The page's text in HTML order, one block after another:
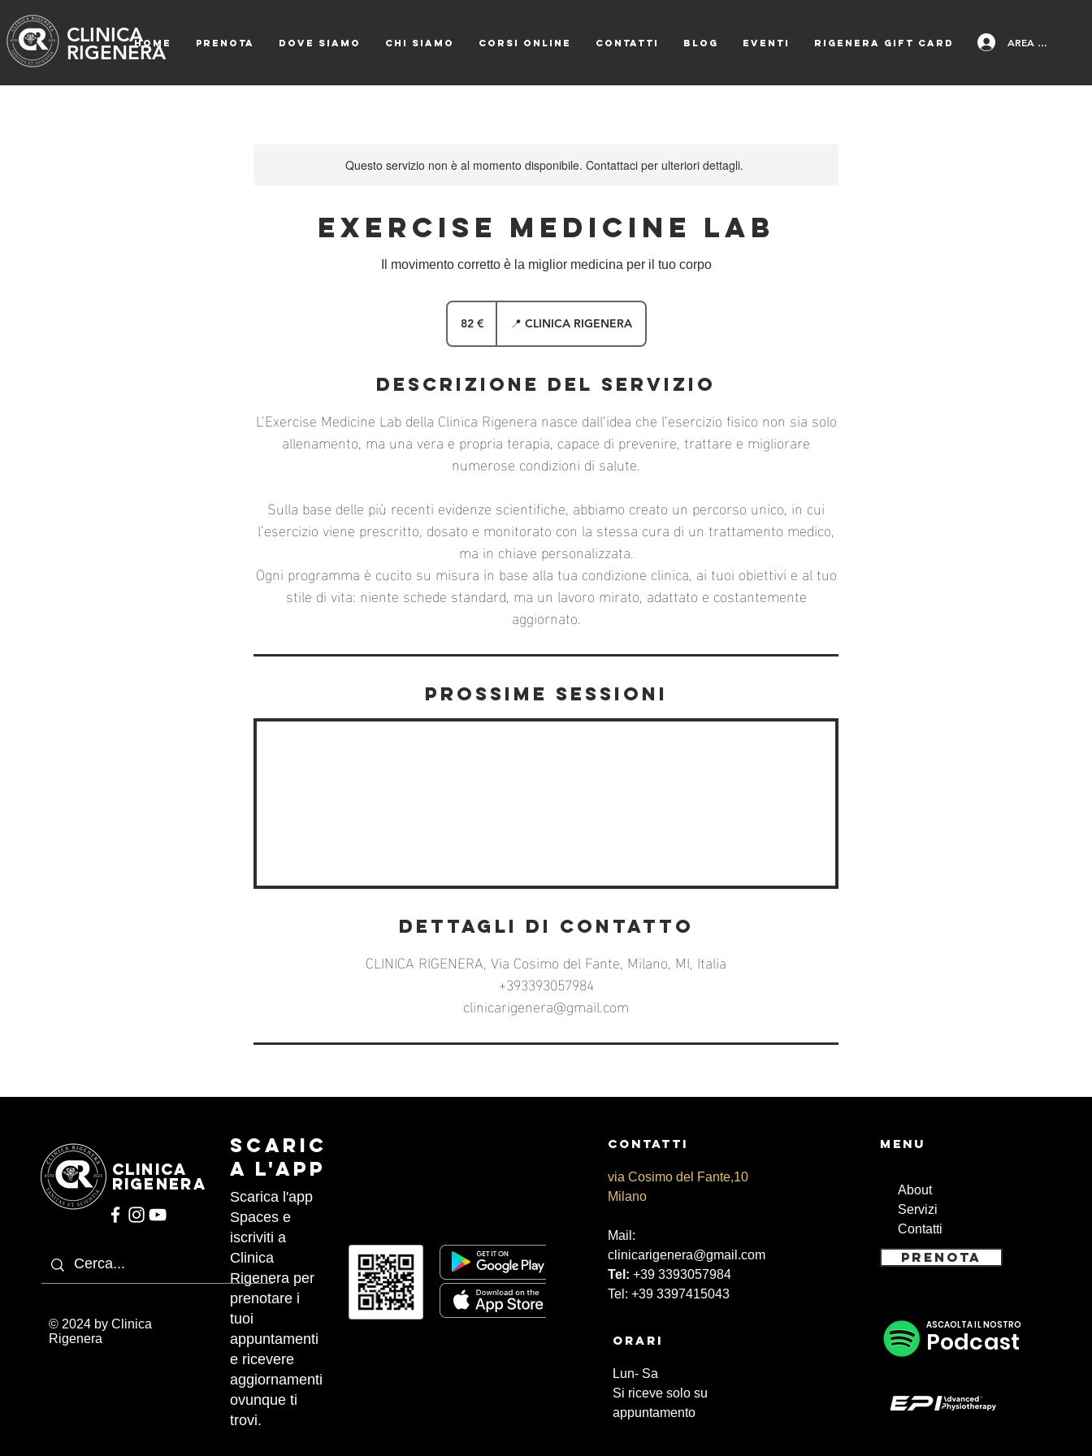
CLINICA
RIGENERA
HOME PRENOTA DOVE SIAMO CHI SIAMO CORSI ONLINE CONTATTI Blog EVENTI Rigenera Gift Card AREA PAZIENTI
Questo servizio non è al momento disponibile. Contattaci per ulteriori dettagli.
Exercise Medicine Lab
Il movimento corretto è la miglior medicina per il tuo corpo
82
82 € 📍 CLINICA RIGENERA
Descrizione del servizio
L’Exercise Medicine Lab della Clinica Rigenera nasce dall’idea che l’esercizio fisico non sia solo
allenamento, ma una vera e propria terapia, capace di prevenire, trattare e migliorare
numerose condizioni di salute.
Sulla base delle più recenti evidenze scientifiche, abbiamo creato un percorso unico, in cui
l’esercizio viene prescritto, dosato e monitorato con la stessa cura di un trattamento medico,
ma in chiave personalizzata.
Ogni programma è cucito su misura in base alla tua condizione clinica, ai tuoi obiettivi e al tuo
stile di vita: niente schede standard, ma un lavoro mirato, adattato e costantemente
aggiornato.
Prossime sessioni
Dettagli di contatto
CLINICA RIGENERA, Via Cosimo del Fante, Milano, MI, Italia
+393393057984
clinicarigenera@gmail.com
CLINICA
RIGENERA
© 2024 by Clinica
Rigenera
Scaric
a l'APP
Scarica l'app
Spaces e
iscriviti a
Clinica
Rigenera per
prenotare i
tuoi
appuntamenti
e ricevere
aggiornamenti
ovunque ti
trovi.
CONtATTI
via Cosimo del Fante,10
Milano
Mail:
clinicarigenera@gmail.com
Tel: +39 3393057984
Tel: +39 3397415043
Orari
Lun- Sa
Si riceve solo su
appuntamento
Menu
About
Servizi
Contatti
PRENOTA
Podcast
ASCAOLTA IL NOSTRO